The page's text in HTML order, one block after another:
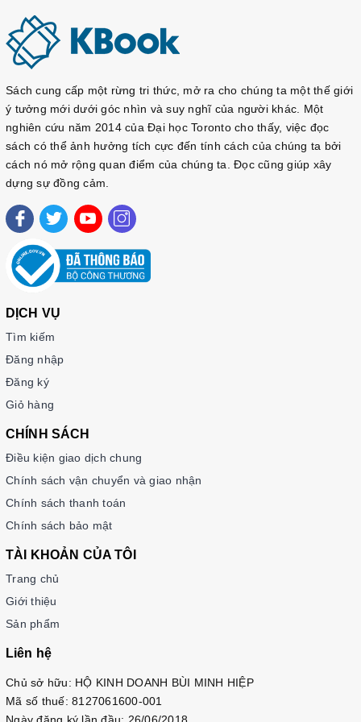
Sách cung cấp một rừng tri thức, mở ra cho chúng ta một thế giới
ý tưởng mới dưới góc nhìn và suy nghĩ của người khác. Một
nghiên cứu năm 2014 của Đại học Toronto cho thấy, việc đọc
sách có thể ảnh hưởng tích cực đến tính cách của chúng ta bởi
cách nó mở rộng quan điểm của chúng ta. Đọc cũng giúp xây
dựng sự đồng cảm.
DỊCH VỤ
Tìm kiếm
Đăng nhập
Đăng ký
Giỏ hàng
CHÍNH SÁCH
Điều kiện giao dịch chung
Chính sách vận chuyển và giao nhận
Chính sách thanh toán
Chính sách bảo mật
TÀI KHOẢN CỦA TÔI
Trang chủ
Giới thiệu
Sản phẩm
Liên hệ
Chủ sở hữu: HỘ KINH DOANH BÙI MINH HIỆP
Mã số thuế: 8127061600-001
Ngày đăng ký lần đầu: 26/06/2018